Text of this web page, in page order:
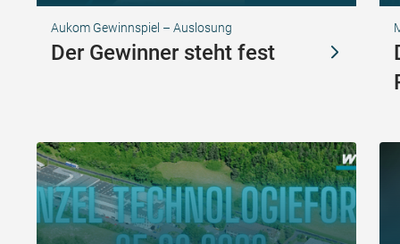
Aukom Gewinnspiel – Auslosung
Der Gewinner steht fest